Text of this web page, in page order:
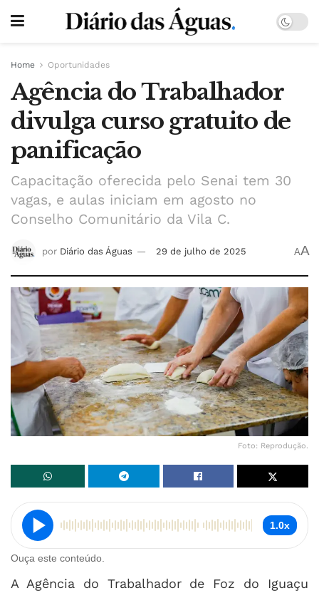
Home Oportunidades
Agência do Trabalhador
divulga curso gratuito de
panificação
Capacitação oferecida pelo Senai tem 30
vagas, e aulas iniciam em agosto no
Conselho Comunitário da Vila C.
por Diário das Águas 29 de julho de 2025 AA
Foto: Reprodução.
1.0x
Ouça este conteúdo.
A Agência do Trabalhador de Foz do Iguaçu